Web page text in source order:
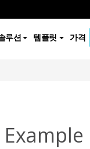
루션 템플릿 가격